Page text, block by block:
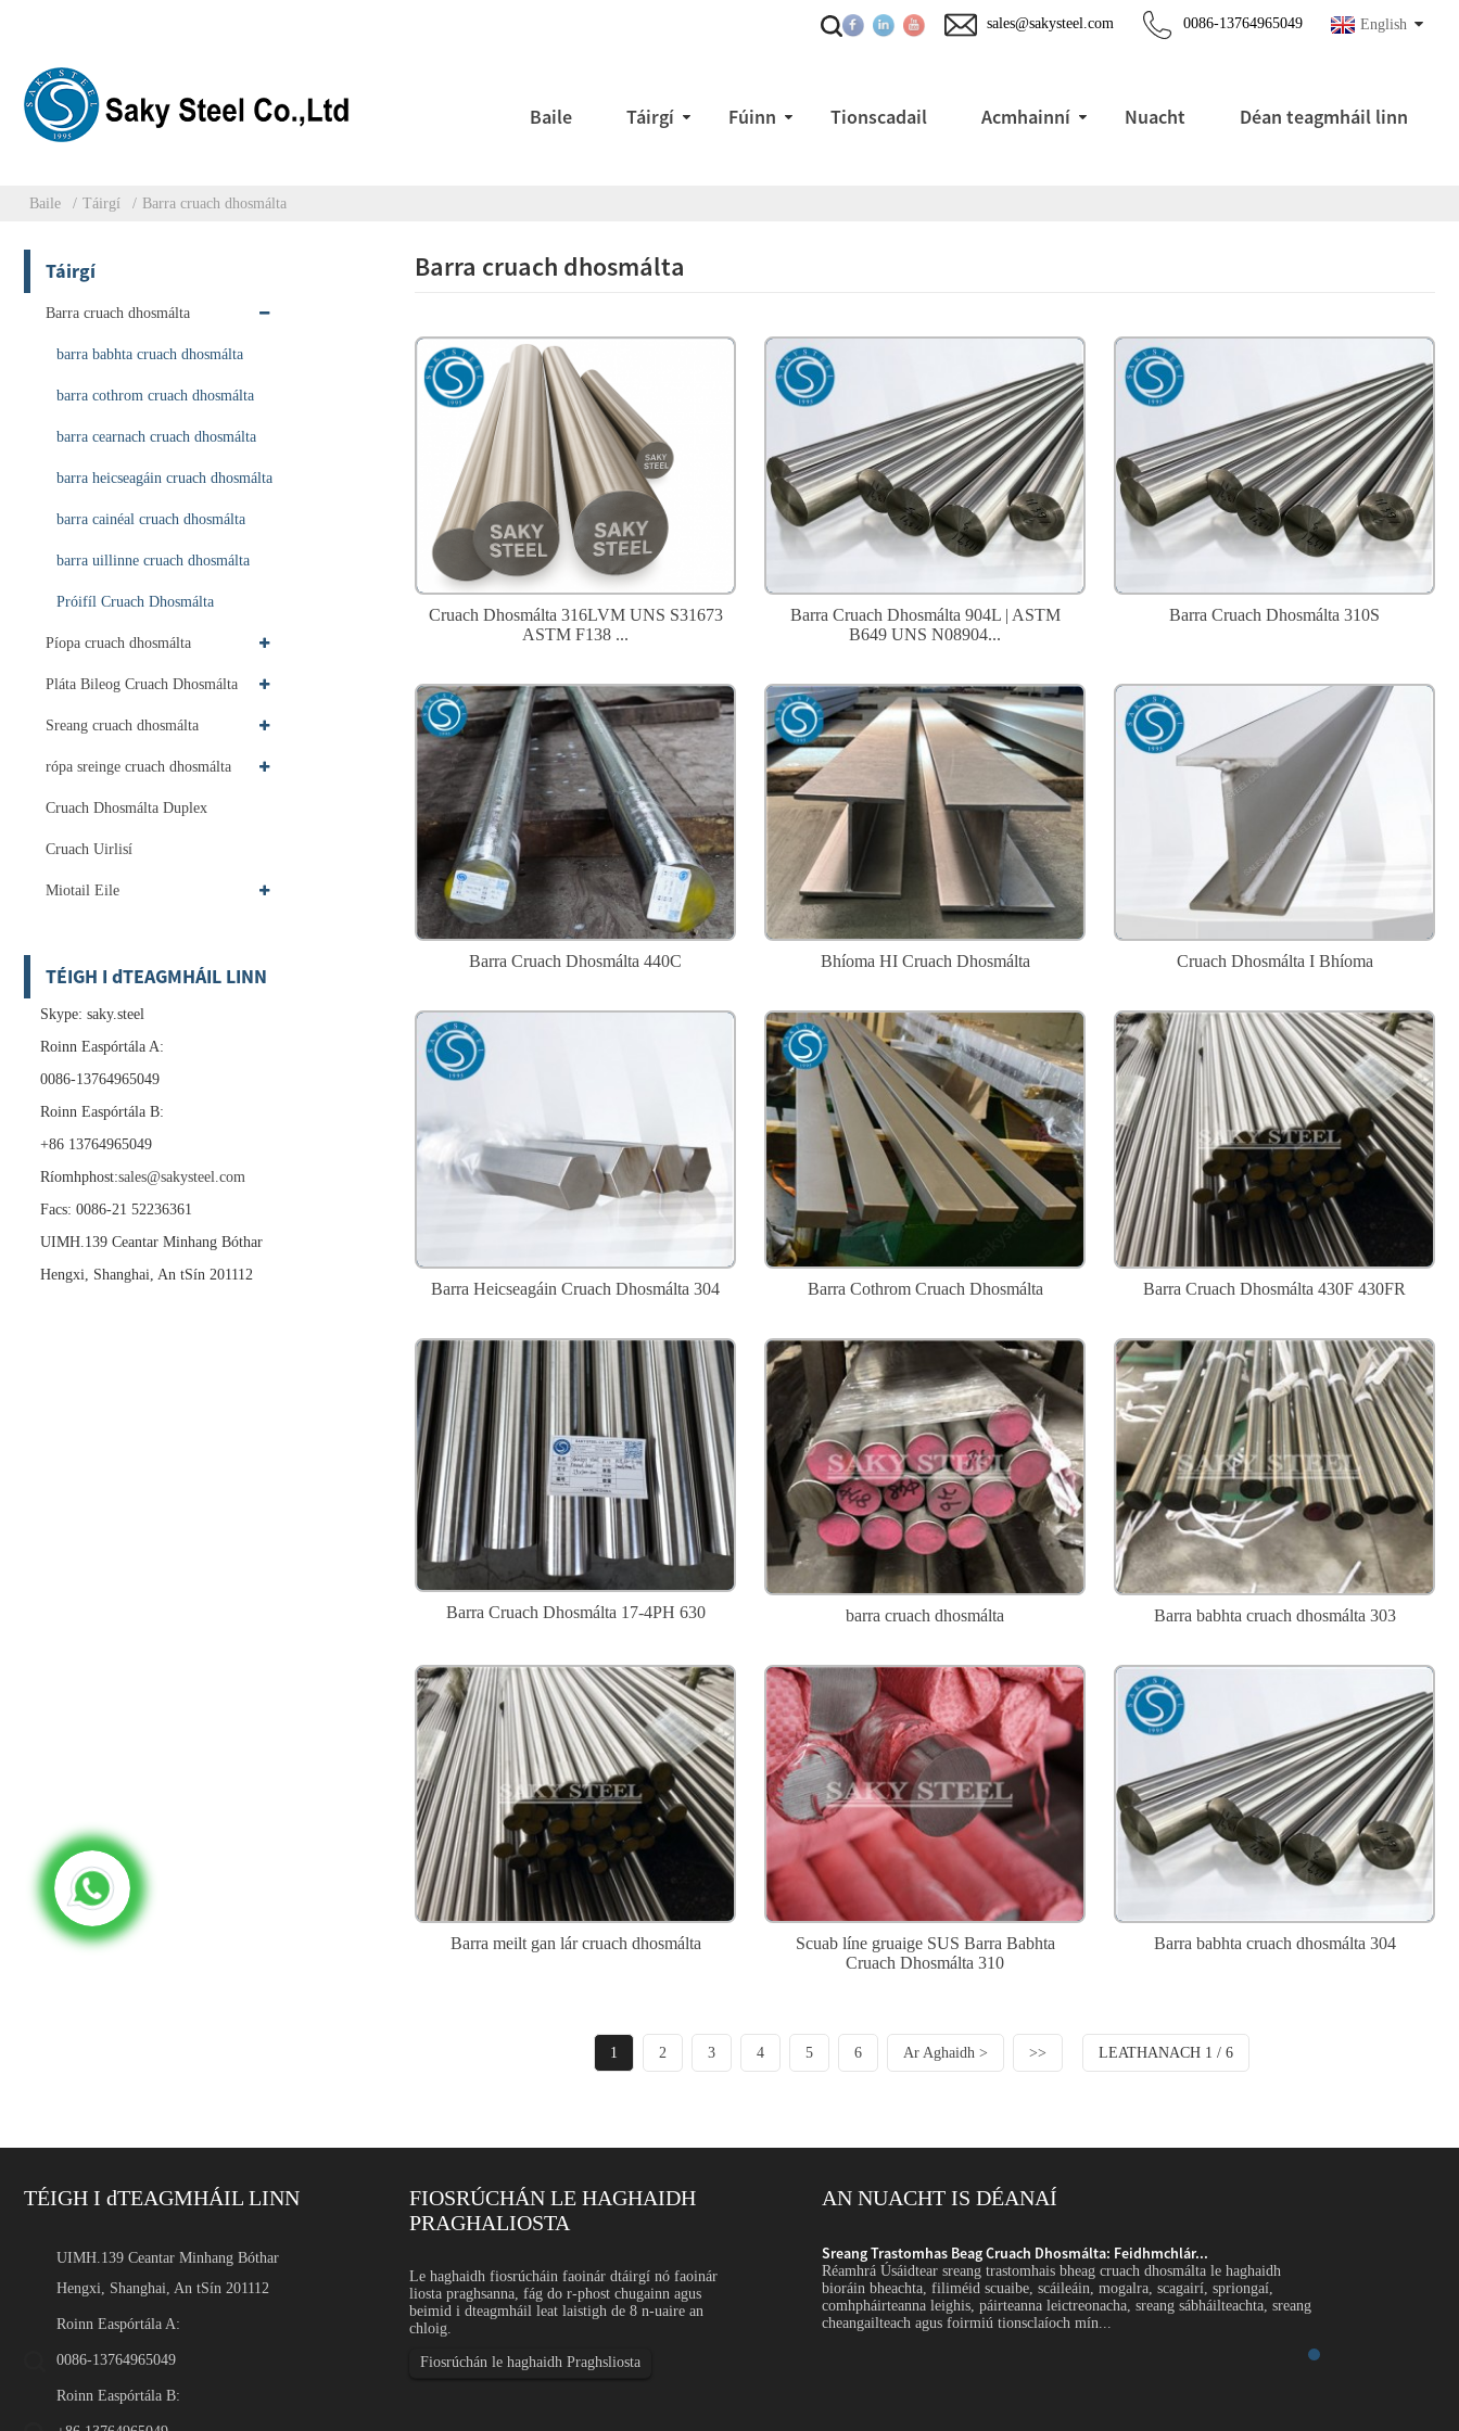
English
0086-13764965049
sales@sakysteel.com
Baile Táirgí Fúinn Tionscadail Acmhainní Nuacht Déan teagmháil linn
Baile Táirgí Barra cruach dhosmálta
Táirgí
Barra cruach dhosmálta
barra babhta cruach dhosmálta
barra cothrom cruach dhosmálta
barra cearnach cruach dhosmálta
barra heicseagáin cruach dhosmálta
barra cainéal cruach dhosmálta
barra uillinne cruach dhosmálta
Próifíl Cruach Dhosmálta
Píopa cruach dhosmálta
Pláta Bileog Cruach Dhosmálta
Sreang cruach dhosmálta
rópa sreinge cruach dhosmálta
Cruach Dhosmálta Duplex
Cruach Uirlisí
Miotail Eile
TÉIGH I dTEAGMHÁIL LINN
Skype: saky.steel
Roinn Easpórtála A:
0086-13764965049
Roinn Easpórtála B:
+86 13764965049
Ríomhphost:sales@sakysteel.com
Facs: 0086-21 52236361
UIMH.139 Ceantar Minhang Bóthar
Hengxi, Shanghai, An tSín 201112
Barra cruach dhosmálta
Cruach Dhosmálta 316LVM UNS S31673
ASTM F138 ...
Barra Cruach Dhosmálta 904L | ASTM
B649 UNS N08904...
Barra Cruach Dhosmálta 310S
Barra Cruach Dhosmálta 440C Bhíoma HI Cruach Dhosmálta Cruach Dhosmálta I Bhíoma
Barra Heicseagáin Cruach Dhosmálta 304 Barra Cothrom Cruach Dhosmálta Barra Cruach Dhosmálta 430F 430FR
Barra Cruach Dhosmálta 17-4PH 630 barra cruach dhosmálta Barra babhta cruach dhosmálta 303
Barra meilt gan lár cruach dhosmálta
Scuab líne gruaige SUS Barra Babhta
Cruach Dhosmálta 310
Barra babhta cruach dhosmálta 304
1 2 3 4 5 6 Ar Aghaidh > >> LEATHANACH 1 / 6
TÉIGH I dTEAGMHÁIL LINN
UIMH.139 Ceantar Minhang Bóthar
Hengxi, Shanghai, An tSín 201112
Roinn Easpórtála A:
0086-13764965049
Roinn Easpórtála B:
FIOSRÚCHÁN LE HAGHAIDH
PRAGHALIOSTA
Le haghaidh fiosrúcháin faoinár dtáirgí nó faoinár
liosta praghsanna, fág do r-phost chugainn agus
beimid i dteagmháil leat laistigh de 8 n-uaire an
chloig.
Fiosrúchán le haghaidh Praghsliosta
AN NUACHT IS DÉANAÍ
Réamhrá Úsáidtear sreang trastomhais bheag cruach dhosmálta le haghaidh
bioráin bheachta, filiméid scuaibe, scáileáin, mogalra, scagairí, spriongaí,
comhpháirteanna leighis, páirteanna leictreonacha, sreang sábháilteachta, sreang
cheangailteach agus foirmiú tionsclaíoch mín...
Sreang Trastomhas Beag Cruach Dhosmálta: Feidhmchlár...
Réamhrá Úsáidtear sreang trastomhais bheag cruach dhosmálta le haghaidh
bioráin bheachta, filiméid scuaibe, scáileáin, mogalra, scagairí, spriongaí,
comhpháirteanna leighis, páirteanna leictreonacha, sreang sábháilteachta, sreang
cheangailteach agus foirmiú tionsclaíoch mín...